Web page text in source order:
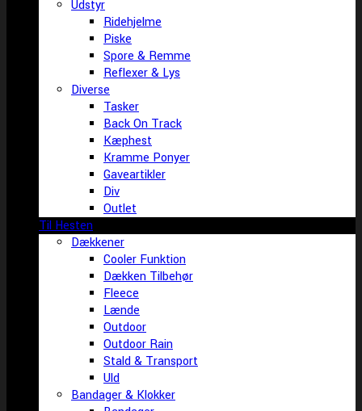
Udstyr
Ridehjelme
Piske
Spore & Remme
Reflexer & Lys
Diverse
Tasker
Back On Track
Kæphest
Kramme Ponyer
Gaveartikler
Div
Outlet
Til Hesten
Dækkener
Cooler Funktion
Dækken Tilbehør
Fleece
Lænde
Outdoor
Outdoor Rain
Stald & Transport
Uld
Bandager & Klokker